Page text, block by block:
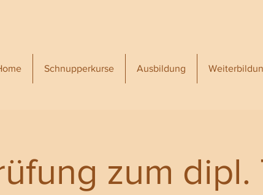
Schnupperkurse Ausbildung
zum dipl.